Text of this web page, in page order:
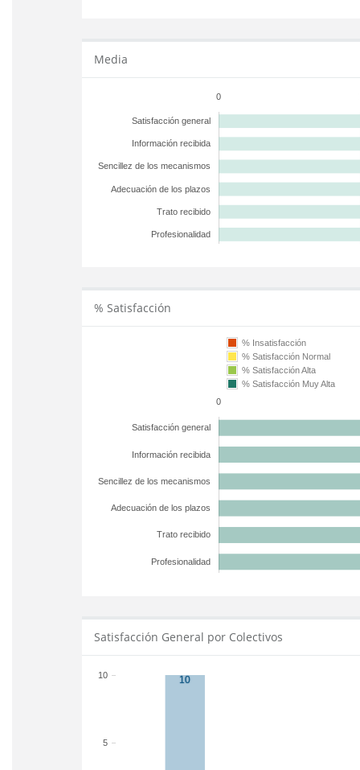
Media
0
Satisfacción general
Información recibida
Sencillez de los mecanismos
Adecuación de los plazos
Trato recibido
Profesionalidad
% Satisfacción
0
Satisfacción general
Información recibida
Sencillez de los mecanismos
Adecuación de los plazos
Trato recibido
Profesionalidad
% Insatisfacción
% Satisfacción Normal
% Satisfacción Alta
% Satisfacción Muy Alta
Satisfacción General por Colectivos
5
10